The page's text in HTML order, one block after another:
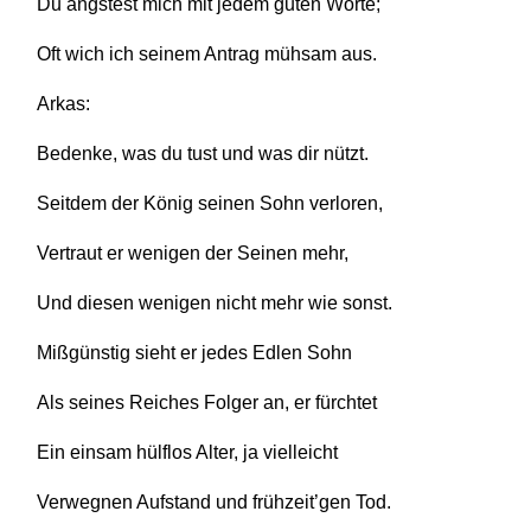
Du ängstest mich mit jedem guten Worte;
Oft wich ich seinem Antrag mühsam aus.
Arkas:
Bedenke, was du tust und was dir nützt.
Seitdem der König seinen Sohn verloren,
Vertraut er wenigen der Seinen mehr,
Und diesen wenigen nicht mehr wie sonst.
Mißgünstig sieht er jedes Edlen Sohn
Als seines Reiches Folger an, er fürchtet
Ein einsam hülflos Alter, ja vielleicht
Verwegnen Aufstand und frühzeit’gen Tod.